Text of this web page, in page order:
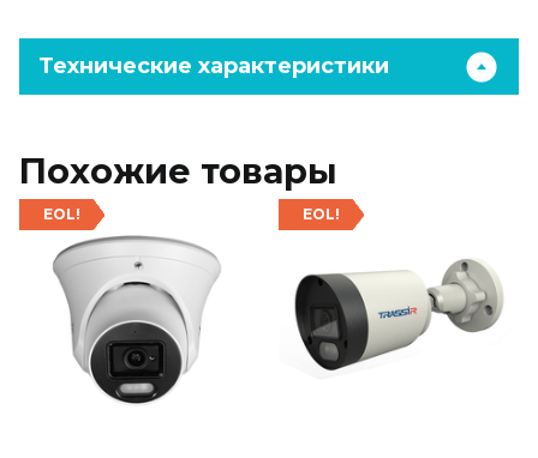
Технические характеристики
Похожие товары
EOL! EOL!